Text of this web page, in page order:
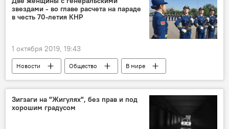
звездами - во главе расчета на параде
в честь 70-летия КНР
1 октября 2019, 19:43
Новости Общество В мире
Зигзаги на "Жигулях", без прав и под
хорошим градусом